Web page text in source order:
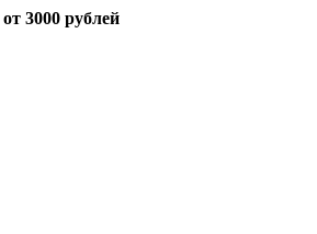
от 3000 рублей